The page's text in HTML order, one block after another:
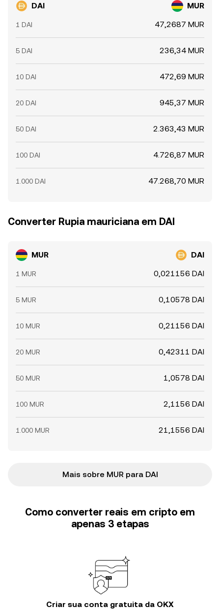
DAI MUR
1 DAI 47,2687 MUR
5 DAI 236,34 MUR
10 DAI 472,69 MUR
20 DAI 945,37 MUR
50 DAI 2.363,43 MUR
100 DAI 4.726,87 MUR
1.000 DAI 47.268,70 MUR
Converter Rupia mauriciana em DAI
MUR DAI
1 MUR 0,021156 DAI
5 MUR 0,10578 DAI
10 MUR 0,21156 DAI
20 MUR 0,42311 DAI
50 MUR 1,0578 DAI
100 MUR 2,1156 DAI
1.000 MUR 21,1556 DAI
Mais sobre MUR para DAI
Como converter reais em cripto em
apenas 3 etapas
Criar sua conta gratuita da OKX